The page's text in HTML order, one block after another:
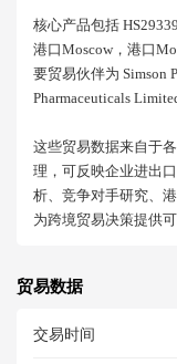
核心产品包括
港口moscow，港口
要贸易伙伴为 Simson
Pharmaceuticals
这些贸易数据来自于
理，可反映企业进出
析、竞争对手研究、
为跨境贸易决策提供可
贸易数据
交易时间